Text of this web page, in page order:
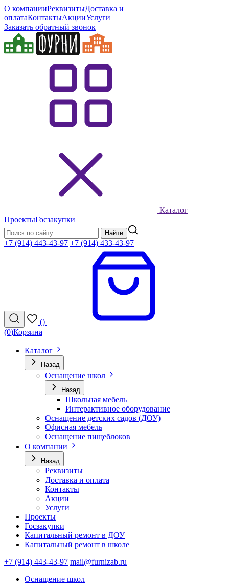
О компанииРеквизитыДоставка и
оплатаКонтактыАкцииУслуги
Заказать обратный звонок
Каталог
ПроектыГосзакупки
Найти
+7 (914) 443-43-97 +7 (914) 433-43-97
()
(0)Корзина
Каталог
Назад
Оснащение школ
Назад
Школьная мебель
Интерактивное оборудование
Оснащение детских садов (ДОУ)
Офисная мебель
Оснащение пищеблоков
О компании
Назад
Реквизиты
Доставка и оплата
Контакты
Акции
Услуги
Проекты
Госзакупки
Капитальный ремонт в ДОУ
Капитальный ремонт в школе
+7 (914) 443-43-97 mail@furnizab.ru
Оснащение школ